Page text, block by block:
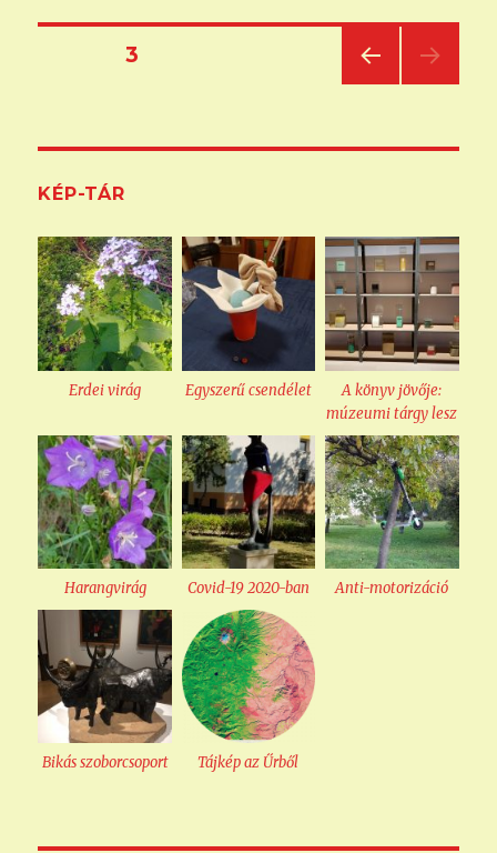
Bejegyzések
AL
OLDAL3
KÉP-TÁR
Erdei virág Egyszerű csendélet
A könyv jövője:
múzeumi tárgy lesz
Harangvirág Covid-19 2020-ban Anti-motorizáció
Bikás szoborcsoport Tájkép az Űrből